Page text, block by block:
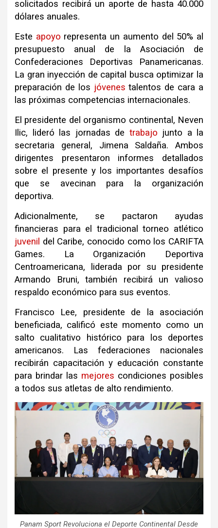
solicitados recibirá un aporte de hasta 40.000
dólares anuales.
Este apoyo representa un aumento del 50% al
presupuesto anual de la Asociación de
Confederaciones Deportivas Panamericanas.
La gran inyección de capital busca optimizar la
preparación de los jóvenes talentos de cara a
las próximas competencias internacionales.
El presidente del organismo continental, Neven
Ilic, lideró las jornadas de trabajo junto a la
secretaria general, Jimena Saldaña. Ambos
dirigentes presentaron informes detallados
sobre el presente y los importantes desafíos
que se avecinan para la organización
deportiva.
Adicionalmente, se pactaron ayudas
financieras para el tradicional torneo atlético
juvenil del Caribe, conocido como los CARIFTA
Games. La Organización Deportiva
Centroamericana, liderada por su presidente
Armando Bruni, también recibirá un valioso
respaldo económico para sus eventos.
Francisco Lee, presidente de la asociación
beneficiada, calificó este momento como un
salto cualitativo histórico para los deportes
americanos. Las federaciones nacionales
recibirán capacitación y educación constante
para brindar las mejores condiciones posibles
a todos sus atletas de alto rendimiento.
Panam Sport Revoluciona el Deporte Continental Desde